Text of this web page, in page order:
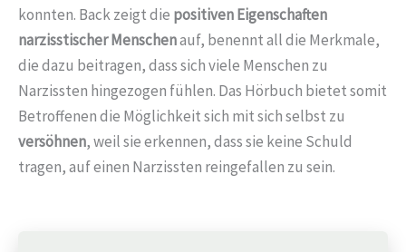
konnten. Back zeigt die positiven Eigenschaften
narzisstischer Menschenauf, benennt all die Merkmale,
die dazu beitragen, dass sich viele Menschen zu
Narzissten hingezogen fühlen. Das Hörbuch bietet somit
Betroffenen die Möglichkeit sich mit sich selbst zu
versöhnen, weil sie erkennen, dass sie keine Schuld
tragen, auf einen Narzissten reingefallen zu sein.